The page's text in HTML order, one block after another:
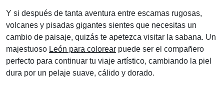
Y si después de tanta aventura entre escamas rugosas,
volcanes y pisadas gigantes sientes que necesitas un
cambio de paisaje, quizás te apetezca visitar la sabana. Un
majestuoso León para colorear puede ser el compañero
perfecto para continuar tu viaje artístico, cambiando la piel
dura por un pelaje suave, cálido y dorado.